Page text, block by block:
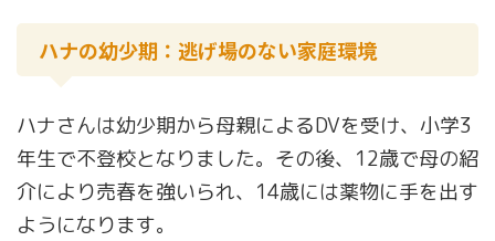
ハナの幼少期：逃げ場のない家庭環境
ハナさんは幼少期から母親によるDVを受け、小学3
年生で不登校となりました。その後、12歳で母の紹
介により売春を強いられ、14歳には薬物に手を出す
ようになります。